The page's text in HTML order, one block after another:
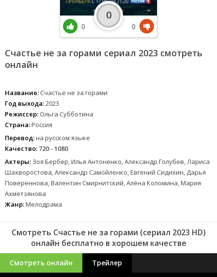
Счастье не за горами сериал 2023 смотреть
онлайн
Название: Счастье не за горами
Год выхода:2023
Режиссер: Ольга Субботина
Страна:Россия
Перевод:на русском языке
Качество: 720 - 1080
Актеры: Зоя Бербер, Илья Антоненко, Александр Голубев, Лариса
Шахворостова, Александр Самойленко, Евгений Сидихин, Дарья
Повереннова, Валентин Смирнитский, Алёна Коломина, Мария
Ахметзянова
Жанр:Мелодрама
0
0
0
Смотреть Счастье не за горами (сериал 2023 HD)
онлайн бесплатно в хорошем качестве
Смотреть онлайн Трейлер